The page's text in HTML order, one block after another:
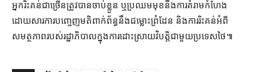
អ្នក​រិះគន់​ជាច្រើន​ត្រូវ​បាន​ចាប់ខ្លួន ឬ​ប្រឈមមុខ​នឹង​ការ​គំរាមកំហែង
ដោយសារ​ការ​បញ្ចេញមតិ​ពាក់ព័ន្ធ​នឹង​ជម្លោះព្រំដែន និង​ការរិះគន់​អំពី​
សមត្ថភាព​របស់​រដ្ឋាភិបាល​ក្នុង​ការ​ដោះស្រាយ​វិបត្តិ​ជាមួយ​ប្រទេស​ថៃ៕